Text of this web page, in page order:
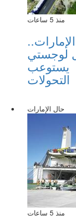
منذ 5 ساعات
لوجستي
يستوعب
التحولات
حال الإمارات
منذ 5 ساعات